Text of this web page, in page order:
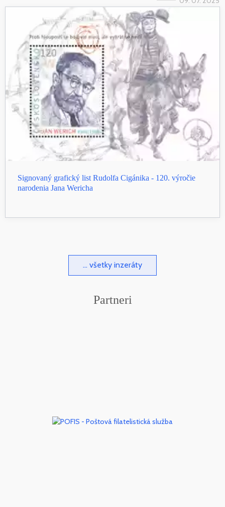
Signovaný grafický list Rudolfa Cigánika - 120. výročie
narodenia Jana Wericha
... všetky inzeráty
Partneri